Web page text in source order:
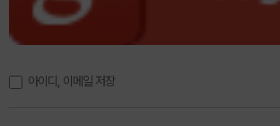
아이디, 이메일 저장